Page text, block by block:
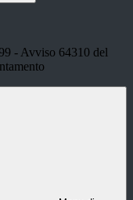
- Avviso 64310 del